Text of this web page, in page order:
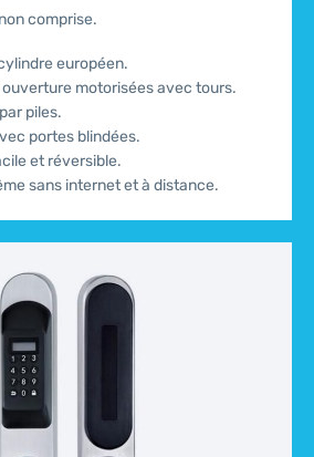
comprise.
européen.
motorisées avec tours.
piles.
portes blindées.
et réversible.
sans internet et à distance.